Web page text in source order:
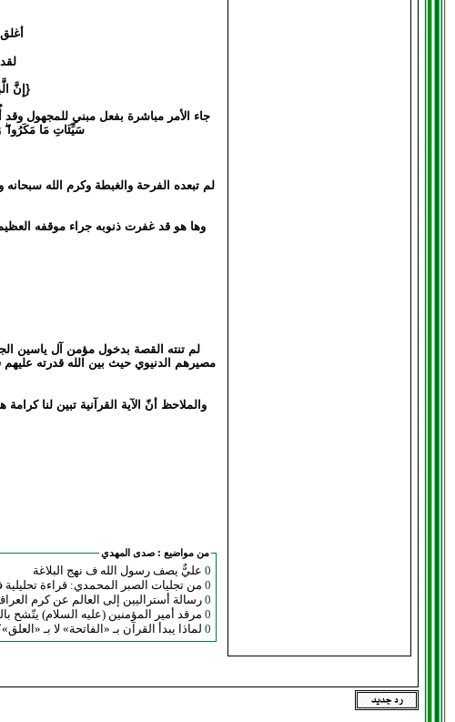
{إِنَّ
جاء الأمر مباشرة بفعل مبني للمجهول وقد
سَيِّئَاتِ مَا مَكَرُوا ۖ وَحَاقَ بِآلِ فِرْعَوْنَ سُوءُ الْعَذَابِ
لم تبعده الفرحة والغبطة وكرم الله
وها هو قد غفرت ذنوبه جراء موقفه
لم تنته القصة بدخول مؤمن آل ياسين
والملاحظ أنّ الآية القرآنية تبين لنا
من مواضيع : صدى المهدي
0 عليٌّ يصف رسول الله ف نهج البلاغة
0 من تجليات الصبر المحمدي: قراءة
0 رسالة أستراليين إلى العالم عن كرم
0 مرقد أمير المؤمنين (عليه السلام) يتّشح
0 لماذا يبدأ القرآن بـ «الفاتحة» لا بـ